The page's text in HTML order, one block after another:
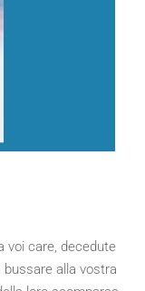
voi care, decedute
alla vostra